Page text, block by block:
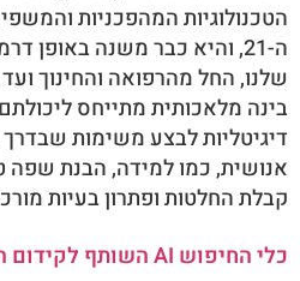
הטכנולוגיות המהפכניות
ה-21, והיא כבר משנה באופן
שלנו, החל מהרפואה והחינוך
בינה מלאכותית מתייחס
דיגיטליות לבצע משימות שבדרך
אנושית, כמו למידה, הבנת שפה
קבלת החלטות ופתרון בעיות
כלי החיפוש AI השותף לקידום החנות שלכם